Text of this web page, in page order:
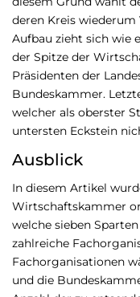
deren Kreis
Aufbau zieht sich wie
der Spitze der
Präsidenten der
Bundeskammer.
welcher als oberster
untersten Eckstein
Ausblick
In diesem Artikel
Wirtschaftskammer
welche sieben
zahlreiche
Fachorganisationen
und die